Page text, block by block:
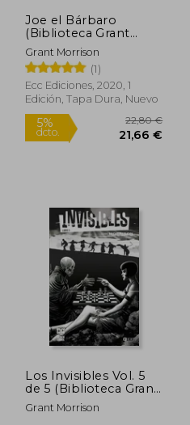
Joe el Bárbaro
(Biblioteca Grant
Morrison)
Grant Morrison
(1)
Ecc Ediciones, 2020, 1
Edición, Tapa Dura, Nuevo
5%
Los Invisibles Vol. 5
de 5 (Biblioteca Grant
Morrison)
Grant Morrison